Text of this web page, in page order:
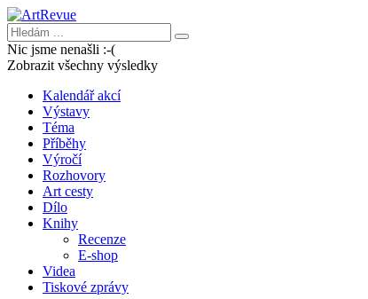
Nic jsme nenašli :-(
Zobrazit všechny výsledky
Kalendář akcí
Výstavy
Téma
Příběhy
Výročí
Rozhovory
Art cesty
Dílo
Knihy
Recenze
E-shop
Videa
Tiskové zprávy